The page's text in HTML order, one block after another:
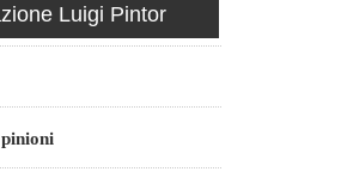
Luigi Pintor